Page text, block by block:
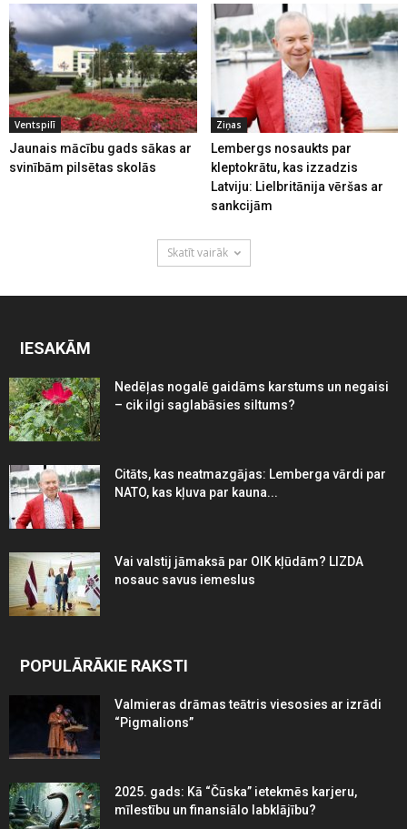
Ventspilī
Jaunais mācību gads sākas ar
svinībām pilsētas skolās
Ziņas
Lembergs nosaukts par
kleptokrātu, kas izzadzis
Latviju: Lielbritānija vēršas ar
sankcijām
Skatīt vairāk
IESAKĀM
Nedēļas nogalē gaidāms karstums un negaisi
– cik ilgi saglabāsies siltums?
Citāts, kas neatmazgājas: Lemberga vārdi par
NATO, kas kļuva par kauna...
Vai valstij jāmaksā par OIK kļūdām? LIZDA
nosauc savus iemeslus
POPULĀRĀKIE RAKSTI
Valmieras drāmas teātris viesosies ar izrādi
“Pigmalions”
2025. gads: Kā “Čūska” ietekmēs karjeru,
mīlestību un finansiālo labklājību?